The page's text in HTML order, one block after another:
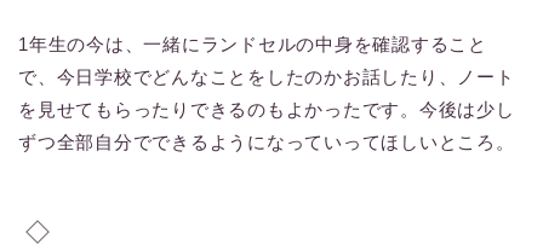
1年生の今は、一緒にランドセルの中身を確認すること
で、今日学校でどんなことをしたのかお話したり、ノート
を見せてもらったりできるのもよかったです。今後は少し
ずつ全部自分でできるようになっていってほしいところ。